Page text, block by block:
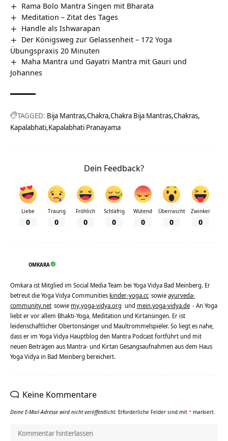
Rama Bolo Mantra Singen mit Bharata
Meditation – Zitat des Tages
Handle als Ishwarapan
Der Königsweg zur Gelassenheit – 172 Yoga
Übungspraxis 20 Minuten
Maha Mantra und Gayatri Mantra mit Gauri und
Johannes
TAGGED: Bija Mantras Chakra Chakra Bija Mantras Chakras
Kapalabhati Kapalabhati Pranayama
Dein Feedback?
Liebe
0
Traurig
0
Fröhlich
0
Schläfrig
0
Wütend
0
Überrascht
0
Zwinker
0
OMKARA
Omkara ist Mitglied im Social Media Team bei Yoga Vidya Bad Meinberg. Er
betreut die Yoga Vidya Communities kinder-yoga.cc sowieayurveda-
community.net sowie my.yoga-vidya.org und mein.yoga-vidya.de - An Yoga
liebt er vor allem Bhakti-Yoga, Meditation und Kirtansingen. Er ist
leidenschaftlicher Obertonsänger und Maultrommelspieler. So liegt es nahe,
dass er im Yoga Vidya Hauptblog den Mantra Podcast fortführt und mit
neuen Beiträgen aus Mantra- und Kirtan Gesangsaufnahmen aus dem Haus
Yoga Vidya in Bad Meinberg bereichert.
Keine Kommentare
Deine E-Mail-Adresse wird nicht veröffentlicht. Erforderliche Felder sind mit * markiert.